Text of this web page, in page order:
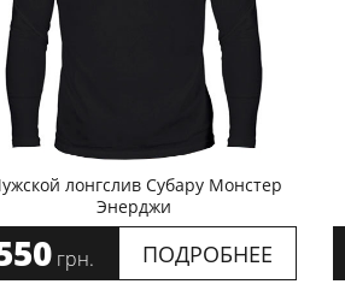
лонгслив Субару Монстер
Энерджи
грн. ПОДРОБНЕЕ